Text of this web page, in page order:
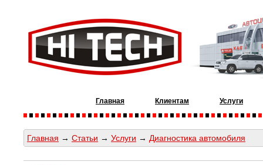
Главная Клиентам Услуги
Главная → Статьи → Услуги → Диагностика автомобиля